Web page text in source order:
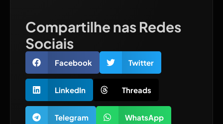
Compartilhe nas Redes
Sociais
Facebook Twitter
LinkedIn Threads
Telegram WhatsApp